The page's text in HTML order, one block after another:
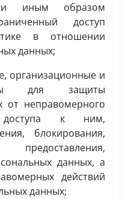
иным образом
доступ
в отношении
данных;
организационные и
для защиты
от неправомерного
доступа к ним,
блокирования,
данных, а
действий
данных;